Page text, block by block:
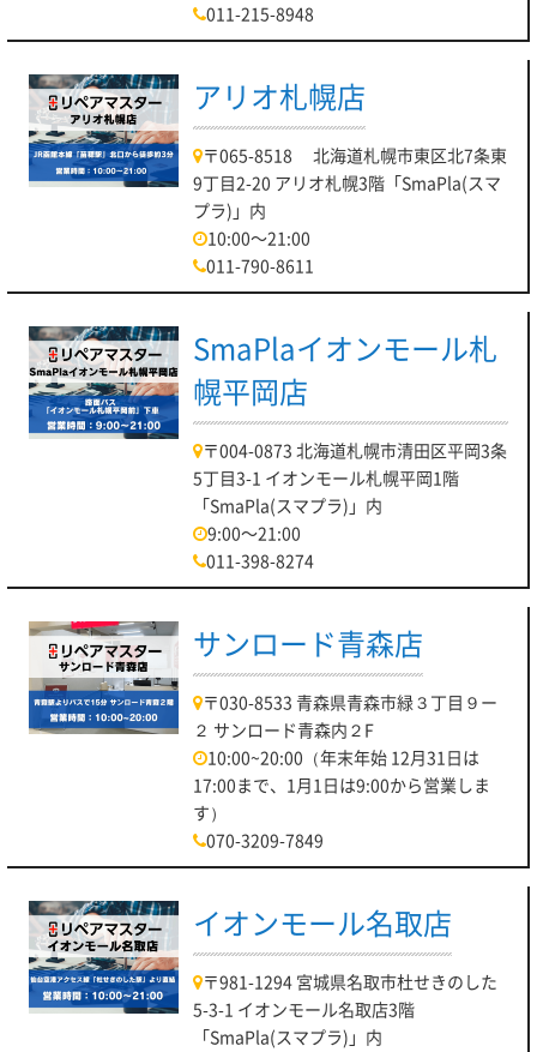
011-215-8948
アリオ札幌店
〒065-8518 北海道札幌市東区北7条東
9丁目2-20 アリオ札幌3階「SmaPla(スマ
プラ)」内
10:00～21:00
011-790-8611
SmaPlaイオンモール札
幌平岡店
〒004-0873 北海道札幌市清田区平岡3条
5丁目3-1 イオンモール札幌平岡1階
「SmaPla(スマプラ)」内
9:00～21:00
011-398-8274
サンロード青森店
〒030-8533 青森県青森市緑３丁目９ー
２ サンロード青森内２F
10:00~20:00（年末年始 12月31日は
17:00まで、1月1日は9:00から営業しま
す）
070-3209-7849
イオンモール名取店
〒981-1294 宮城県名取市杜せきのした
5-3-1 イオンモール名取店3階
「SmaPla(スマプラ)」内